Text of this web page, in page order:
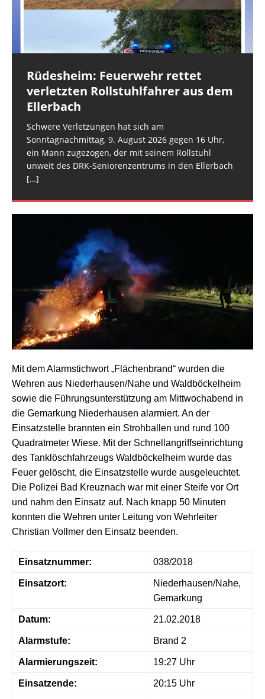
Rüdesheim: Feuerwehr rettet
verletzten Rollstuhlfahrer aus dem
Ellerbach
Schwere Verletzungen hat sich am
Sonntagnachmittag, 9. August 2026 gegen 16 Uhr,
ein Mann zugezogen, der mit seinem Rollstuhl
unweit des DRK-Seniorenzentrums in den Ellerbach
[…]
Industriepark Pferdsfeld: Brand
eines Lagerzeltes
Als die Ausrückegemeinschaft Allenfeld-Winterbach
und die FEZ Rüdesheim am frühen Sonntagmorgen
gegen 7:15 Uhr mit dem Stichwort „Rauchsäule im
Gelände“ alarmiert wurden, ahnte niemand, dass
eines Feuerscheins, den Notrufmeldende aus
Spabrücken gemeldet hatten. Der[…]
[…]
Mit dem Alarmstichwort „Flächenbrand“ wurden die
Wehren aus Niederhausen/Nahe und Waldböckelheim
sowie die Führungsunterstützung am Mittwochabend in
die Gemarkung Niederhausen alarmiert. An der
Einsatzstelle brannten ein Strohballen und rund 100
Quadratmeter Wiese. Mit der Schnellangriffseinrichtung
des Tanklöschfahrzeugs Waldböckelheim wurde das
Feuer gelöscht, die Einsatzstelle wurde ausgeleuchtet.
Die Polizei Bad Kreuznach war mit einer Steife vor Ort
und nahm den Einsatz auf. Nach knapp 50 Minuten
konnten die Wehren unter Leitung von Wehrleiter
Christian Vollmer den Einsatz beenden.
Einsatznummer: 038/2018
Einsatzort:
Niederhausen/Nahe,
Gemarkung
Datum: 21.02.2018
Alarmstufe: Brand 2
Alarmierungszeit: 19:27 Uhr
Einsatzende: 20:15 Uhr